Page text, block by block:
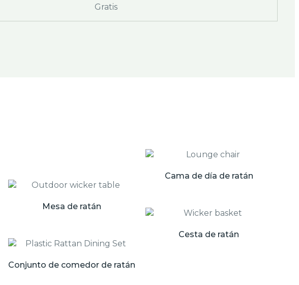
Gratis
Mesa de ratán
Cama de día de ratán
Conjunto de comedor de ratán
Cesta de ratán